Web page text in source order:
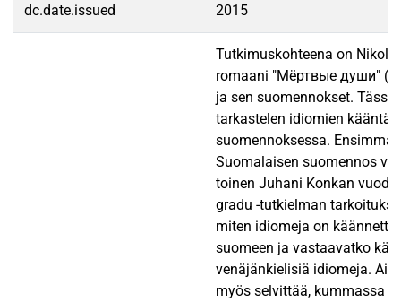
dc.date.issued 2015
Tutkimuskohteena on
romaani "Мёртвые души"
ja sen suomennokset.
tarkastelen idiomien
suomennoksessa.
Suomalaisen suomennos
toinen Juhani Konkan
gradu -tutkielman
miten idiomeja on käännetty
suomeen ja vastaavatko
venäjänkielisiä idiomeja.
myös selvittää, kummassa